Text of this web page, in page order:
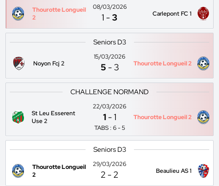
Thourotte Longueil
2
08/03/2026
1 -3 Carlepont FC 1
Seniors D3
Noyon Fcj 2
15/03/2026
5 - 3 Thourotte Longueil 2
CHALLENGE NORMAND
St Leu Esserent
Use 2
22/03/2026
1 -1
TABS : 6 - 5
Thourotte Longueil 2
Seniors D3
Thourotte Longueil
2
29/03/2026
2 -2 Beaulieu AS 1